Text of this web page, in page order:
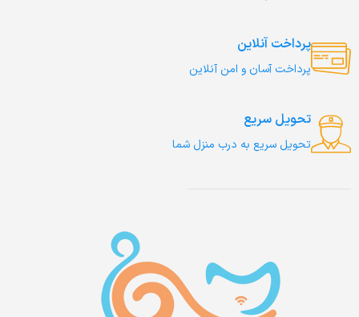
پرداخت آنلاین
پرداخت آسان و امن آنلاین
تحویل سریع
تحویل سریع به درب منزل شما